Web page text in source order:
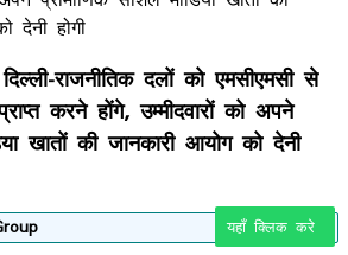
राजनीतिक दलों को एमसीएमसी से
करने होंगे, उम्मीदवारों को अपने
खातों की जानकारी आयोग को देनी
यहाँ क्लिक करे